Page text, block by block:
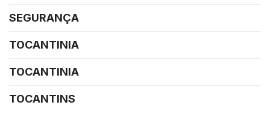
SEGURANÇA
TOCANTINIA
TOCANTINIA
TOCANTINS